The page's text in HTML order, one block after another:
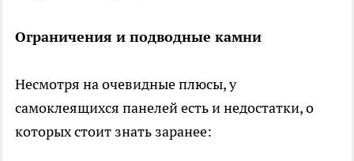
Ограничения и подводные камни
Несмотря на очевидные плюсы, у
самоклеящихся панелей есть и недостатки, о
которых стоит знать заранее: